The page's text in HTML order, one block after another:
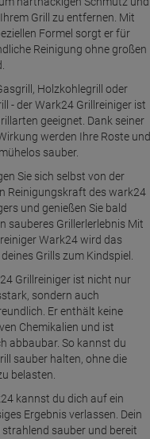
Grill zu entfernen. Mit
Formel sorgt er für
Reinigung ohne großen
Holzkohlegrill oder
- der Wark24 Grillreiniger ist
geeignet. Dank seiner
werden Ihre Roste und
sauber.
Sie sich selbst von der
Reinigungskraft des wark24
und genießen Sie bald
sauberes Grillerlerlebnis Mit
Wark24 wird das
Grills zum Kindspiel.
Grillreiniger ist nicht nur
sondern auch
Er enthält keine
Chemikalien und ist
abbaubar. So kannst du
sauber halten, ohne die
belasten.
kannst du dich auf ein
Ergebnis verlassen. Dein
strahlend sauber und bereit